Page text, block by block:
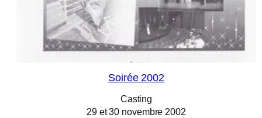
Soirée 2002
Casting
29 et 30 novembre 2002